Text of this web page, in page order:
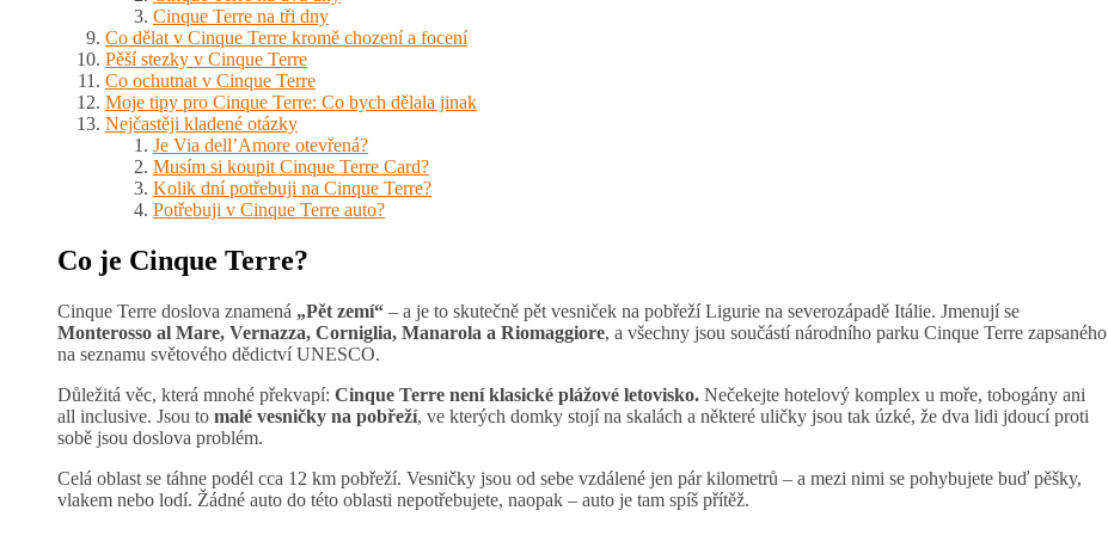
Cinque Terre na tři dny
Co dělat v Cinque Terre kromě chození a focení
Pěší stezky v Cinque Terre
Co ochutnat v Cinque Terre
Moje tipy pro Cinque Terre: Co bych dělala jinak
Nejčastěji kladené otázky
Je Via dell’Amore otevřená?
Musím si koupit Cinque Terre Card?
Kolik dní potřebuji na Cinque Terre?
Potřebuji v Cinque Terre auto?
Co je Cinque Terre?
Cinque Terre doslova znamená „Pět zemí“ – a je to skutečně pět vesniček na pobřeží Ligurie na severozápadě Itálie. Jmenují se
Monterosso al Mare, Vernazza, Corniglia, Manarola a Riomaggiore, a všechny jsou součástí národního parku Cinque Terre zapsaného
na seznamu světového dědictví UNESCO.
Důležitá věc, která mnohé překvapí: Cinque Terre není klasické plážové letovisko. Nečekejte hotelový komplex u moře, tobogány ani
all inclusive. Jsou to malé vesničky na pobřeží, ve kterých domky stojí na skalách a některé uličky jsou tak úzké, že dva lidi jdoucí proti
sobě jsou doslova problém.
Celá oblast se táhne podél cca 12 km pobřeží. Vesničky jsou od sebe vzdálené jen pár kilometrů – a mezi nimi se pohybujete buď pěšky,
vlakem nebo lodí. Žádné auto do této oblasti nepotřebujete, naopak – auto je tam spíš přítěž.